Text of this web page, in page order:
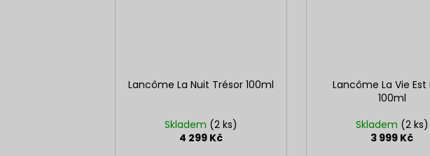
Lancôme La Nuit Trésor 100ml
Skladem (2 ks)
4 299 Kč
Lancôme La Vie Est
100ml
Skladem (2 ks)
3 999 Kč